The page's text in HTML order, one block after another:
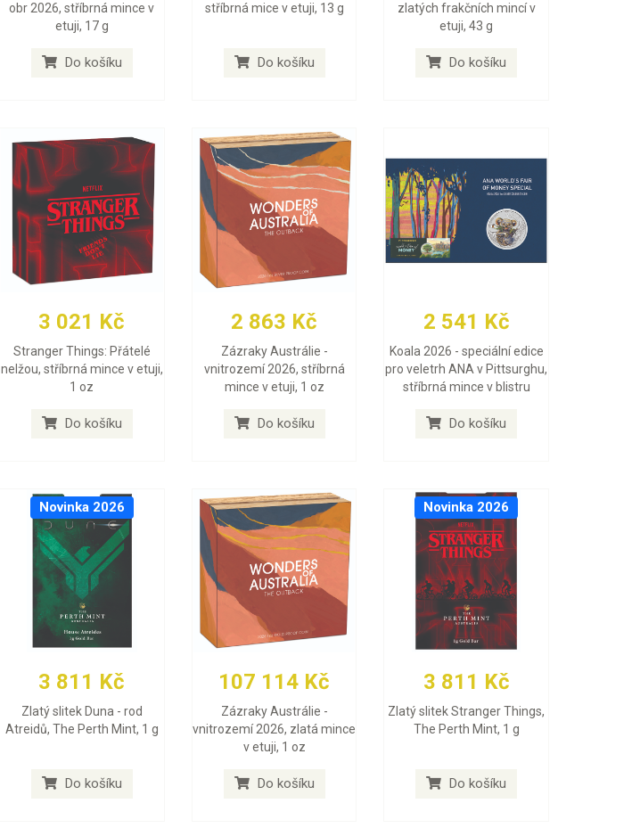
obr 2026, stříbrná mince v
etuji, 17 g
Do košíku
stříbrná mice v etuji, 13 g
Do košíku
zlatých frakčních mincí v
etuji, 43 g
Do košíku
3 021 Kč
Stranger Things: Přátelé
nelžou, stříbrná mince v etuji,
1 oz
Do košíku
2 863 Kč
Zázraky Austrálie -
vnitrozemí 2026, stříbrná
mince v etuji, 1 oz
Do košíku
2 541 Kč
Koala 2026 - speciální edice
pro veletrh ANA v Pittsurghu,
stříbrná mince v blistru
Do košíku
Novinka 2026
3 811 Kč
Zlatý slitek Duna - rod
Atreidů, The Perth Mint, 1 g
Do košíku
107 114 Kč
Zázraky Austrálie -
vnitrozemí 2026, zlatá mince
v etuji, 1 oz
Do košíku
Novinka 2026
3 811 Kč
Zlatý slitek Stranger Things,
The Perth Mint, 1 g
Do košíku